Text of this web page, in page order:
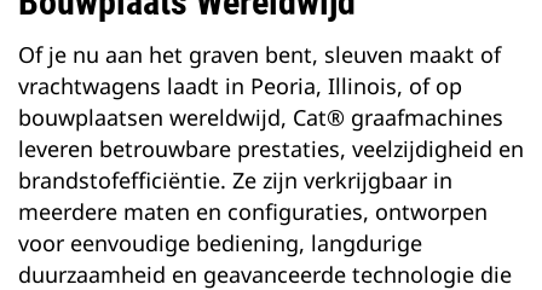
Of je nu aan het graven bent, sleuven maakt of
vrachtwagens laadt in Peoria, Illinois, of op
bouwplaatsen wereldwijd, Cat® graafmachines
leveren betrouwbare prestaties, veelzijdigheid en
brandstofefficiëntie. Ze zijn verkrijgbaar in
meerdere maten en configuraties, ontworpen
voor eenvoudige bediening, langdurige
duurzaamheid en geavanceerde technologie die